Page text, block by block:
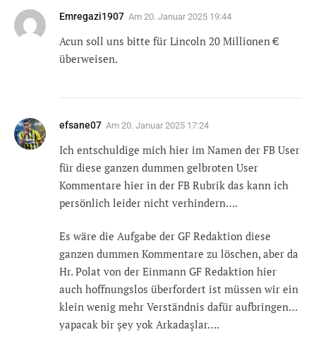
Emregazi1907 Am 20. Januar 2025 19:44
Acun soll uns bitte für Lincoln 20 Millionen €
überweisen.
efsane07 Am 20. Januar 2025 17:24
Ich entschuldige mich hier im Namen der FB User
für diese ganzen dummen gelbroten User
Kommentare hier in der FB Rubrik das kann ich
persönlich leider nicht verhindern….
Es wäre die Aufgabe der GF Redaktion diese
ganzen dummen Kommentare zu löschen, aber da
Hr. Polat von der Einmann GF Redaktion hier
auch hoffnungslos überfordert ist müssen wir ein
klein wenig mehr Verständnis dafür aufbringen…
yapacak bir şey yok Arkadaşlar….